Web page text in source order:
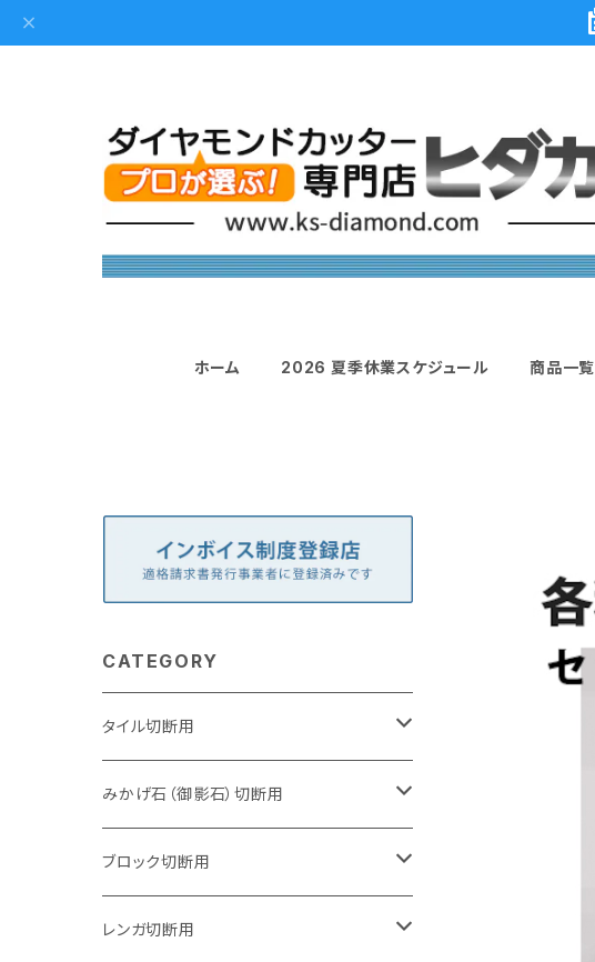
ホーム 2026 夏季休業スケジュール 商品一覧
CATEGORY
タイル切断用
105mm（4インチ）
125mm（5インチ）
グラインダー取付用
みかげ石（御影石）切断用
105mm（4インチ）
セグメントタイプ
125mm（5インチ）
ブロック切断用
105mm（4インチ）
レンガ切断用